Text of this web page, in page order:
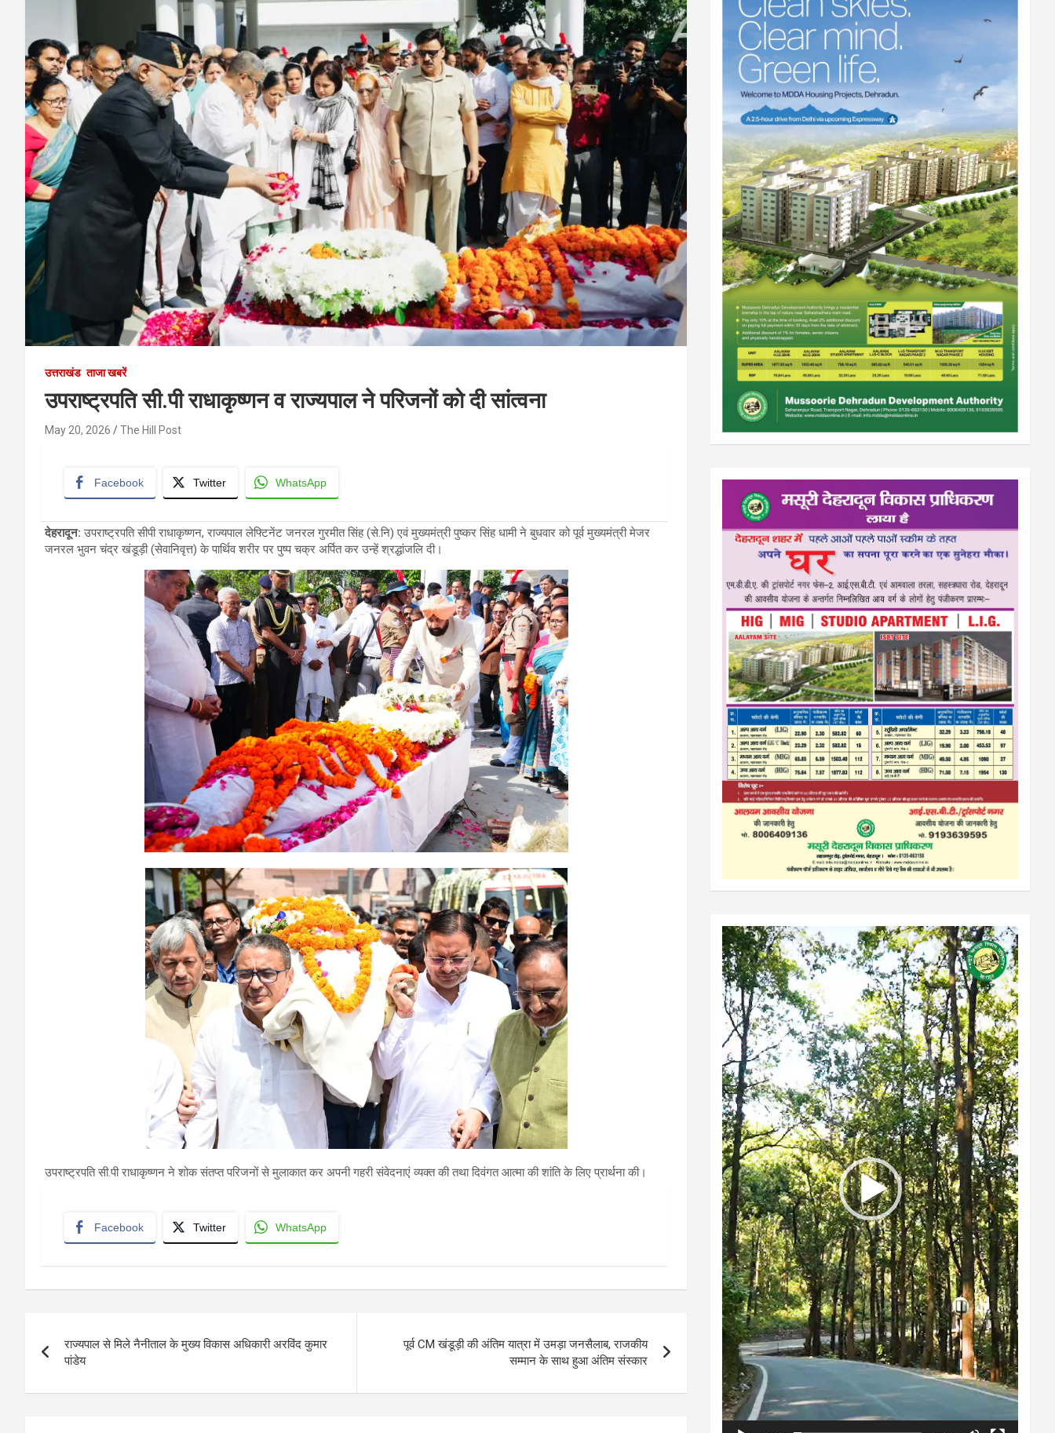
उत्तराखंड ताजा खबरें
उपराष्ट्रपति सी.पी राधाकृष्णन व राज्यपाल ने परिजनों को दी सांत्वना
May 20, 2026 The Hill Post
Facebook Twitter WhatsApp
देहरादून: उपराष्ट्रपति सीपी राधाकृष्णन, राज्यपाल लेफ्टिनेंट जनरल गुरमीत सिंह (से.नि) एवं मुख्यमंत्री पुष्कर सिंह धामी ने बुधवार को पूर्व मुख्यमंत्री मेजर
जनरल भुवन चंद्र खंडूड़ी (सेवानिवृत्त) के पार्थिव शरीर पर पुष्प चक्र अर्पित कर उन्हें श्रद्धांजलि दी।
उपराष्ट्रपति सी.पी राधाकृष्णन ने शोक संतप्त परिजनों से मुलाकात कर अपनी गहरी संवेदनाएं व्यक्त की तथा दिवंगत आत्मा की शांति के लिए प्रार्थना की।
Facebook Twitter WhatsApp
navigation
राज्यपाल से मिले नैनीताल के मुख्य विकास अधिकारी अरविंद कुमार
पांडेय
पूर्व CM खंडूड़ी की अंतिम यात्रा में उमड़ा जनसैलाब, राजकीय
सम्मान के साथ हुआ अंतिम संस्कार
Video
Player